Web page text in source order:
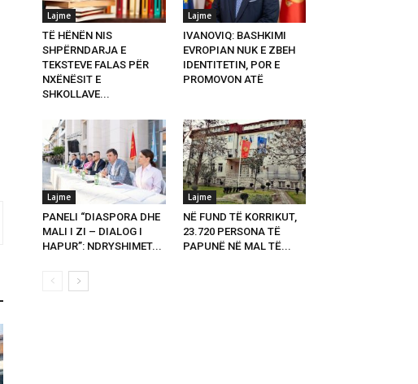
Lajme
TË HËNËN NIS
SHPËRNDARJA E
TEKSTEVE FALAS PËR
NXËNËSIT E
SHKOLLAVE...
Lajme
IVANOVIQ: BASHKIMI
EVROPIAN NUK E ZBEH
IDENTITETIN, POR E
PROMOVON ATË
Lajme
PANELI “DIASPORA DHE
MALI I ZI – DIALOG I
HAPUR”: NDRYSHIMET...
Lajme
NË FUND TË KORRIKUT,
23.720 PERSONA TË
PAPUNË NË MAL TË...